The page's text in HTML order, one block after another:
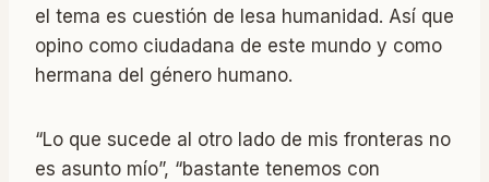
el tema es cuestión de lesa humanidad. Así que
opino como ciudadana de este mundo y como
hermana del género humano.
“Lo que sucede al otro lado de mis fronteras no
es asunto mío”, “bastante tenemos con